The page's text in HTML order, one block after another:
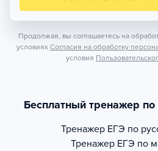
Продолжая, вы соглашаетесь на
условиях Согласия на обработку
условия
Бесплатный тренажер
Тренажер ЕГЭ по
Тренажер ЕГЭ по